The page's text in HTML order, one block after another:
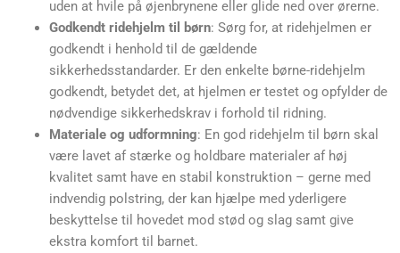
uden at hvile på øjenbrynene eller glide ned over ørerne.
Godkendt ridehjelm til børn: Sørg for, at ridehjelmen er
godkendt i henhold til de gældende
sikkerhedsstandarder. Er den enkelte børne-ridehjelm
godkendt, betydet det, at hjelmen er testet og opfylder de
nødvendige sikkerhedskrav i forhold til ridning.
Materiale og udformning: En god ridehjelm til børn skal
være lavet af stærke og holdbare materialer af høj
kvalitet samt have en stabil konstruktion – gerne med
indvendig polstring, der kan hjælpe med yderligere
beskyttelse til hovedet mod stød og slag samt give
ekstra komfort til barnet.